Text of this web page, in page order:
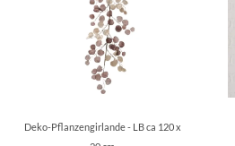
Deko-Pflanzengirlande - LB ca 120 x